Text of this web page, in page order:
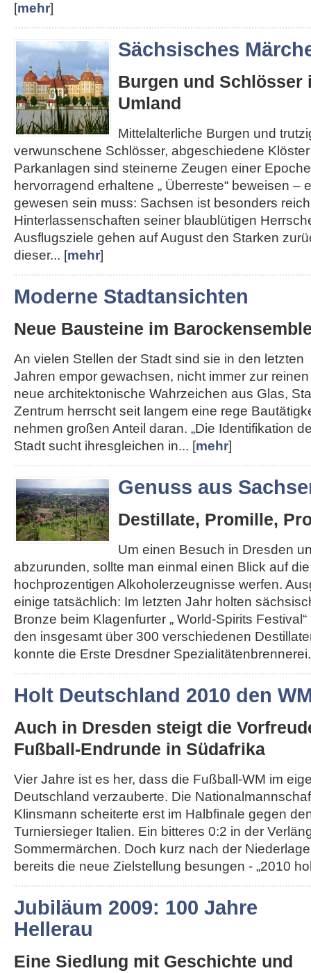
[mehr]
Sächsisches
Burgen und Schlösser
Umland
Mittelalterliche Burgen und
verwunschene Schlösser, abgeschiedene
Parkanlagen sind steinerne Zeugen einer
hervorragend erhaltene „ Überreste“ beweisen –
gewesen sein muss: Sachsen ist besonders
Hinterlassenschaften seiner blaublütigen
Ausflugsziele gehen auf August den Starken
dieser... [mehr]
Moderne Stadtansichten
Neue Bausteine im
An vielen Stellen der Stadt sind sie in den letzten
Jahren empor gewachsen, nicht immer zur
neue architektonische Wahrzeichen aus Glas,
Zentrum herrscht seit langem eine rege
nehmen großen Anteil daran. „Die Identifikation
Stadt sucht ihresgleichen in... [mehr]
Genuss aus
Destillate, Promille,
Um einen Besuch in Dresden
abzurunden, sollte man einmal einen Blick auf
hochprozentigen Alkoholerzeugnisse werfen.
einige tatsächlich: Im letzten Jahr holten
Bronze beim Klagenfurter „ World-Spirits
den insgesamt über 300 verschiedenen
konnte die Erste Dresdner
Holt Deutschland 2010 den
Auch in Dresden steigt die
Fußball-Endrunde in Südafrika
Vier Jahre ist es her, dass die Fußball-WM im
Deutschland verzauberte. Die
Klinsmann scheiterte erst im Halbfinale gegen
Turniersieger Italien. Ein bitteres 0:2 in der
Sommermärchen. Doch kurz nach der
bereits die neue Zielstellung besungen - „2010
Jubiläum 2009: 100 Jahre
Hellerau
Eine Siedlung mit Geschichte und